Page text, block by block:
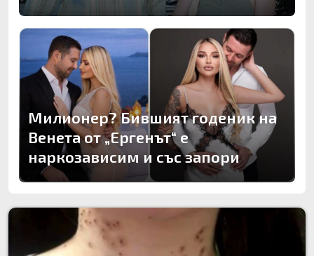
Милионер? Бившият годеник на
Венета от „Ергенът“ е
наркозависим и със запори